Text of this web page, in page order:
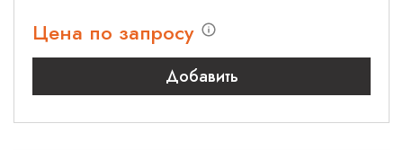
Цена по запросу
Добавить